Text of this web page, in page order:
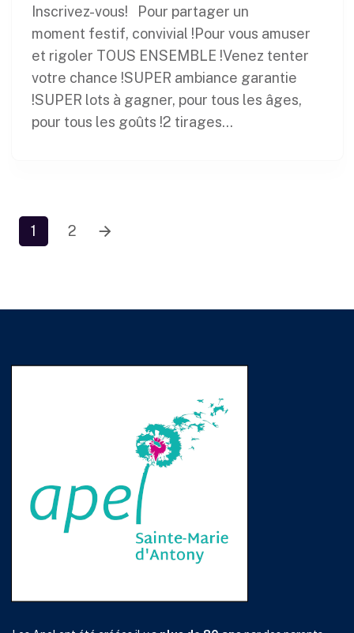
Inscrivez-vous! Pour partager un
moment festif, convivial !Pour vous amuser
et rigoler TOUS ENSEMBLE !Venez tenter
votre chance !SUPER ambiance garantie
!SUPER lots à gagner, pour tous les âges,
pour tous les goûts !2 tirages...
1 2